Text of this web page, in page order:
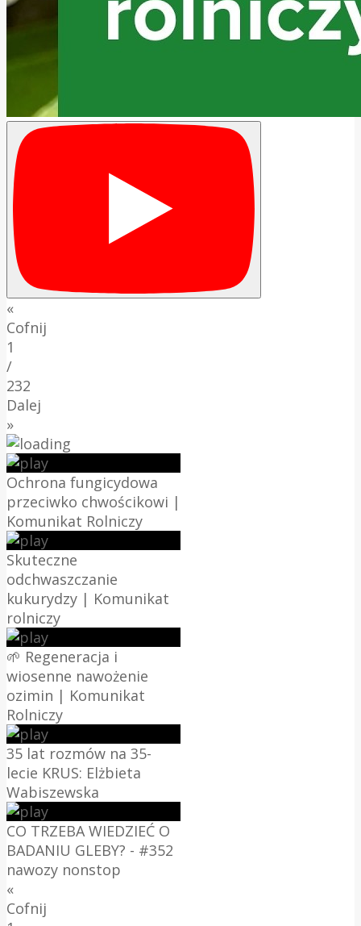
«
Cofnij
1
/
232
Dalej
»
Ochrona fungicydowa
przeciwko chwościkowi |
Komunikat Rolniczy
Skuteczne
odchwaszczanie
kukurydzy | Komunikat
rolniczy
🌱 Regeneracja i
wiosenne nawożenie
ozimin | Komunikat
Rolniczy
35 lat rozmów na 35-
lecie KRUS: Elżbieta
Wabiszewska
CO TRZEBA WIEDZIEĆ O
BADANIU GLEBY? - #352
nawozy nonstop
«
Cofnij